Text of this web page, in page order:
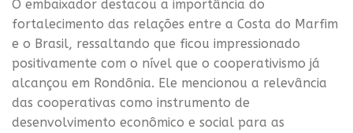
O embaixador destacou a importância do
fortalecimento das relações entre a Costa do Marfim
e o Brasil, ressaltando que ficou impressionado
positivamente com o nível que o cooperativismo já
alcançou em Rondônia. Ele mencionou a relevância
das cooperativas como instrumento de
desenvolvimento econômico e social para as